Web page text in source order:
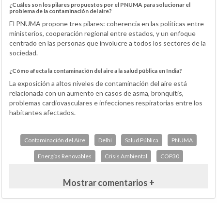
¿Cuáles son los pilares propuestos por el PNUMA para solucionar el
problema de la contaminación del aire?
El PNUMA propone tres pilares: coherencia en las políticas entre
ministerios, cooperación regional entre estados, y un enfoque
centrado en las personas que involucre a todos los sectores de la
sociedad.
¿Cómo afecta la contaminación del aire a la salud pública en India?
La exposición a altos niveles de contaminación del aire está
relacionada con un aumento en casos de asma, bronquitis,
problemas cardiovasculares e infecciones respiratorias entre los
habitantes afectados.
Contaminación del Aire Delhi Salud Pública PNUMA
Energías Renovables Crisis Ambiental COP30
Mostrar comentarios +